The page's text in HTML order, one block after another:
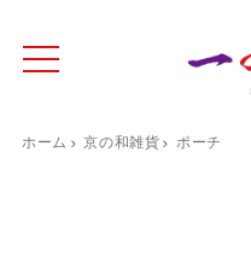
ド 一布やについて 商品をみる
ホーム 京の和雑貨 ポーチ